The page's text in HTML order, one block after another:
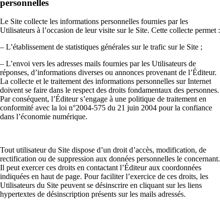
personnelles
Le Site collecte les informations personnelles fournies par les
Utilisateurs à l’occasion de leur visite sur le Site. Cette collecte permet :
– L’établissement de statistiques générales sur le trafic sur le Site ;
– L’envoi vers les adresses mails fournies par les Utilisateurs de
réponses, d’informations diverses ou annonces provenant de l’Éditeur.
La collecte et le traitement des informations personnelles sur Internet
doivent se faire dans le respect des droits fondamentaux des personnes.
Par conséquent, l’Éditeur s’engage à une politique de traitement en
conformité avec la loi n°2004-575 du 21 juin 2004 pour la confiance
dans l’économie numérique.
Tout utilisateur du Site dispose d’un droit d’accès, modification, de
rectification ou de suppression aux données personnelles le concernant.
Il peut exercer ces droits en contactant l’Éditeur aux coordonnées
indiquées en haut de page. Pour faciliter l’exercice de ces droits, les
Utilisateurs du Site peuvent se désinscrire en cliquant sur les liens
hypertextes de désinscription présents sur les mails adressés.